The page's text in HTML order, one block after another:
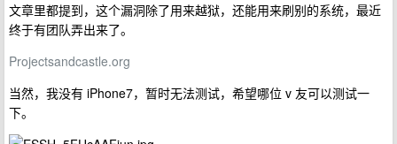
文章里都提到，这个漏洞除了用来越狱，还能用来刷别的系统，最近
终于有团队弄出来了。
Projectsandcastle.org
当然，我没有 iPhone7，暂时无法测试，希望哪位 v 友可以测试一
下。